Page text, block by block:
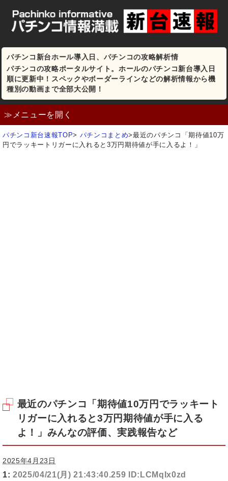
パチンコ新台ホール導入日、パチンコの攻略解析情
パチンコの攻略ポータルサイト。ホールのパチンコ新台導入日
順に更新中！スペックやボーダーラインなどの解析情報から機
種別の動画まで全部大公開！
≫メニューを開く
パチンコ新台速報TOP> パチンコまとめ>最近のパチンコ「期待値10万
円でラッキートリガーに入れると3万円期待値が手に入るよ！」
最近のパチンコ「期待値10万円でラッキート
リガーに入れると3万円期待値が手に入る
よ！」みんなの評価、実践報告など
2025年4月23日
1: 2025/04/21(月) 21:43:40.259 ID:LCMqIx0zd